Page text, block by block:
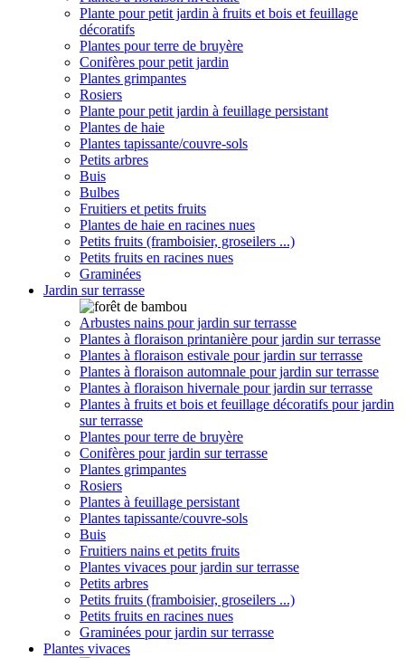
Plante pour petit jardin à fruits et bois et feuillage
décoratifs
Plantes pour terre de bruyère
Conifères pour petit jardin
Plantes grimpantes
Rosiers
Plante pour petit jardin à feuillage persistant
Plantes de haie
Plantes tapissante/couvre-sols
Petits arbres
Buis
Bulbes
Fruitiers et petits fruits
Plantes de haie en racines nues
Petits fruits (framboisier, groseilers ...)
Petits fruits en racines nues
Graminées
Jardin sur terrasse
Arbustes nains pour jardin sur terrasse
Plantes à floraison printanière pour jardin sur terrasse
Plantes à floraison estivale pour jardin sur terrasse
Plantes à floraison automnale pour jardin sur terrasse
Plantes à floraison hivernale pour jardin sur terrasse
Plantes à fruits et bois et feuillage décoratifs pour jardin
sur terrasse
Plantes pour terre de bruyère
Conifères pour jardin sur terrasse
Plantes grimpantes
Rosiers
Plantes à feuillage persistant
Plantes tapissante/couvre-sols
Buis
Fruitiers nains et petits fruits
Plantes vivaces pour jardin sur terrasse
Petits arbres
Petits fruits (framboisier, groseilers ...)
Petits fruits en racines nues
Graminées pour jardin sur terrasse
Plantes vivaces